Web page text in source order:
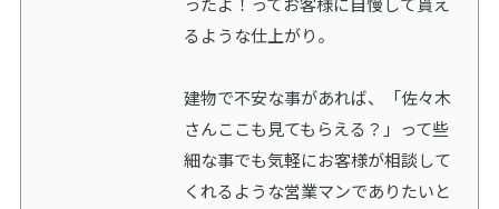
るような仕上がり。
建物で不安な事があれば、「佐々木
さんここも見てもらえる？」って些
細な事でも気軽にお客様が相談して
くれるような営業マンでありたいと